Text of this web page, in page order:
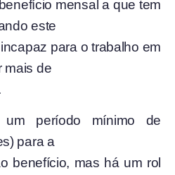
mensal a que tem
este
para o trabalho em
mais de
período mínimo de
para a
benefício, mas há um rol